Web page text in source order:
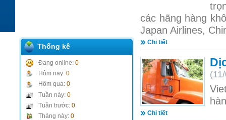
Thống kê
Đang online: 0
Hôm nay: 0
Hôm qua: 0
Tuần này: 0
Tuần trước: 0
Tháng này: 0
các hãng hàng
Japan Airlines,
Chi tiết
Chi tiết